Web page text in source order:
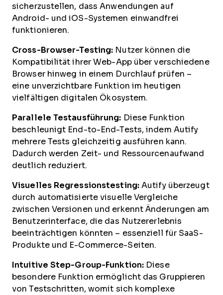
sicherzustellen, dass Anwendungen auf
Android- und iOS-Systemen einwandfrei
funktionieren.
Cross-Browser-Testing: Nutzer können die
Kompatibilität ihrer Web-App über verschiedene
Browser hinweg in einem Durchlauf prüfen –
eine unverzichtbare Funktion im heutigen
vielfältigen digitalen Ökosystem.
Parallele Testausführung: Diese Funktion
beschleunigt End-to-End-Tests, indem Autify
mehrere Tests gleichzeitig ausführen kann.
Dadurch werden Zeit- und Ressourcenaufwand
deutlich reduziert.
Visuelles Regressionstesting:Autify überzeugt
durch automatisierte visuelle Vergleiche
zwischen Versionen und erkennt Änderungen am
Benutzerinterface, die das Nutzererlebnis
beeinträchtigen könnten – essenziell für SaaS-
Produkte und E-Commerce-Seiten.
Intuitive Step-Group-Funktion: Diese
besondere Funktion ermöglicht das Gruppieren
von Testschritten, womit sich komplexe